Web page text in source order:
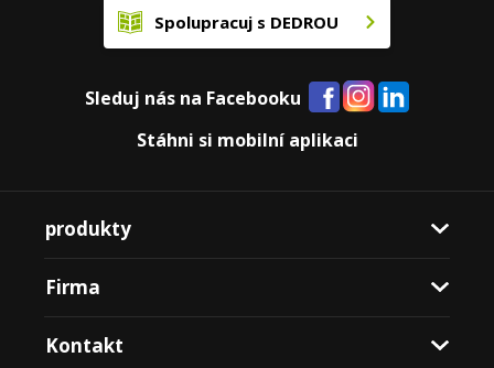
Spolupracuj s DEDROU
Sleduj nás na Facebooku
Stáhni si mobilní aplikaci
produkty
Firma
Kontakt